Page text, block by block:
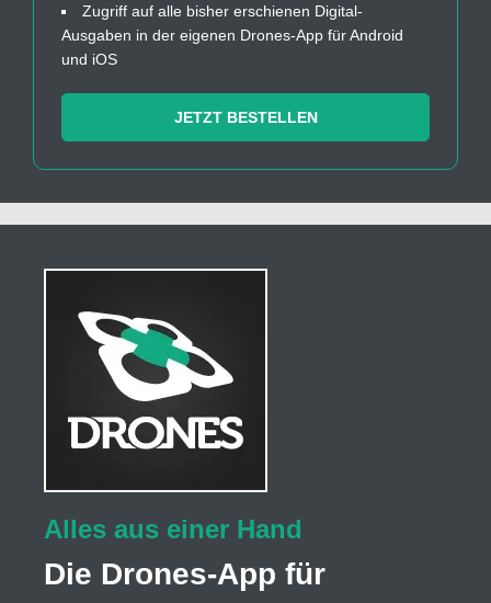
Zugriff auf alle bisher erschienen Digital-
Ausgaben in der eigenen Drones-App für Android
und iOS
JETZT BESTELLEN
Alles aus einer Hand
Die Drones-App für